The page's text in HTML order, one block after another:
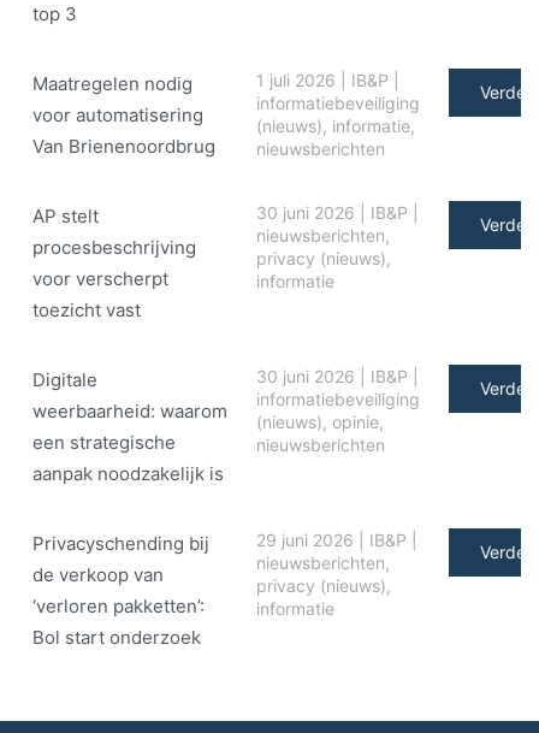
top 3
Maatregelen nodig
voor automatisering
Van Brienenoordbrug
1 juli 2026 IB&P
informatiebeveiliging
(nieuws), informatie,
nieuwsberichten
Verder
AP stelt
procesbeschrijving
voor verscherpt
toezicht vast
30 juni 2026 IB&P
nieuwsberichten,
privacy (nieuws),
informatie
Verder
Digitale
weerbaarheid: waarom
een strategische
aanpak noodzakelijk is
30 juni 2026 IB&P
informatiebeveiliging
(nieuws), opinie,
nieuwsberichten
Verder
Privacyschending bij
de verkoop van
‘verloren pakketten’:
Bol start onderzoek
29 juni 2026 IB&P
nieuwsberichten,
privacy (nieuws),
informatie
Verder